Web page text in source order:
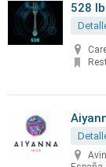
528